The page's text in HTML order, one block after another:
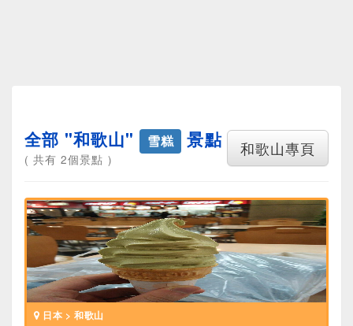
和歌山專頁
全部 "和歌山" 雪糕 景點
( 共有 2個景點 )
日本 > 和歌山